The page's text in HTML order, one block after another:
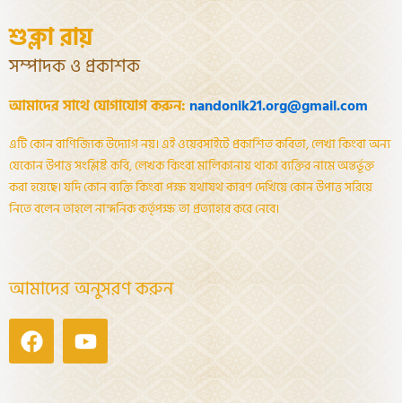
শুক্লা রায়
সম্পাদক ও প্রকাশক
আমাদের সাথে যোগাযোগ করুন: nandonik21.org@gmail.com
এটি কোন বাণিজ্যিক উদ্যোগ নয়। এই ওয়েবসাইটে প্রকাশিত কবিতা, লেখা কিংবা অন্য
যেকোন উপাত্ত সংশ্লিষ্ট কবি, লেখক কিংবা মালিকানায় থাকা ব্যক্তির নামে অন্তর্ভূক্ত
করা হয়েছে। যদি কোন ব্যক্তি কিংবা পক্ষ যথাযথ কারণ দেখিয়ে কোন উপাত্ত সরিয়ে
নিতে বলেন তাহলে নান্দনিক কর্তৃপক্ষ তা প্রত্যাহার করে নেবে।
আমাদের অনুসরণ করুন
FacebookYoutube